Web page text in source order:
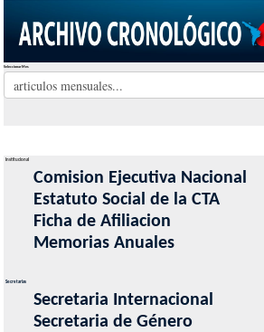
Seleccionar Mes
Institucional
Comision Ejecutiva Nacional
Estatuto Social de la CTA
Ficha de Afiliacion
Memorias Anuales
Secretarias
Secretaria Internacional
Secretaria de Género